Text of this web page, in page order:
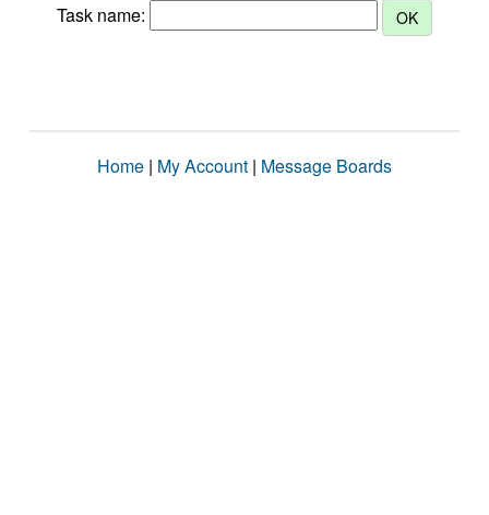
Task name:
Home | My Account | Message Boards